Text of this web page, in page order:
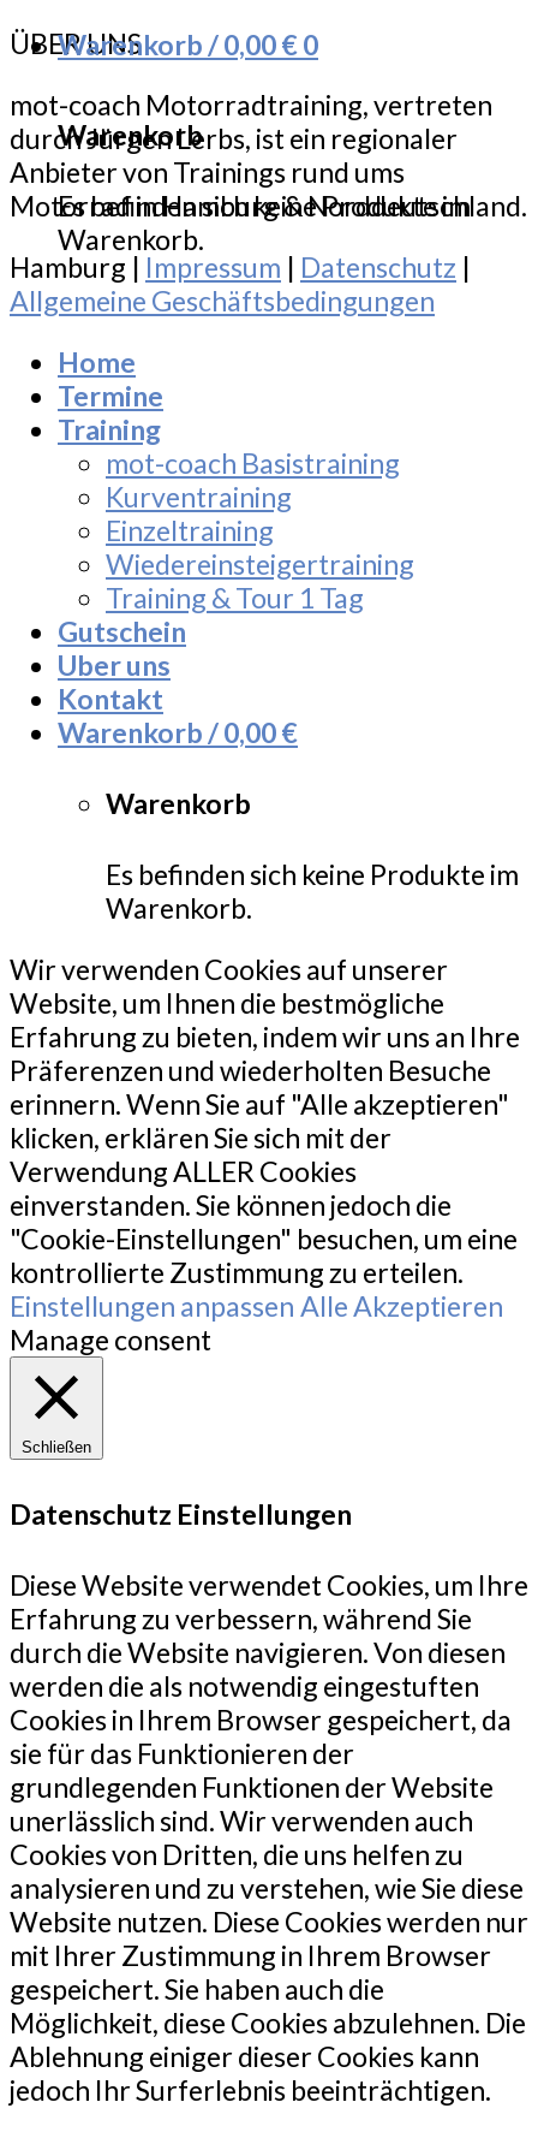
Warenkorb /0,00€0
Warenkorb
Es befinden sich keine Produkte im
Warenkorb.
ÜBER UNS
mot-coach Motorradtraining, vertreten
durch Jürgen Lerbs, ist ein regionaler
Anbieter von Trainings rund ums
Motorrad in Hamburg & Norddeutschland.
Hamburg | Impressum | Datenschutz |
Allgemeine Geschäftsbedingungen
Home
Termine
Training
mot-coach Basistraining
Kurventraining
Einzeltraining
Wiedereinsteigertraining
Training & Tour 1 Tag
Gutschein
Uber uns
Kontakt
Warenkorb /0,00€
Warenkorb
Es befinden sich keine Produkte im
Warenkorb.
Wir verwenden Cookies auf unserer
Website, um Ihnen die bestmögliche
Erfahrung zu bieten, indem wir uns an Ihre
Präferenzen und wiederholten Besuche
erinnern. Wenn Sie auf "Alle akzeptieren"
klicken, erklären Sie sich mit der
Verwendung ALLER Cookies
einverstanden. Sie können jedoch die
"Cookie-Einstellungen" besuchen, um eine
kontrollierte Zustimmung zu erteilen.
Einstellungen anpassen Alle Akzeptieren
Manage consent
Schließen
Datenschutz Einstellungen
Diese Website verwendet Cookies, um Ihre
Erfahrung zu verbessern, während Sie
durch die Website navigieren. Von diesen
werden die als notwendig eingestuften
Cookies in Ihrem Browser gespeichert, da
sie für das Funktionieren der
grundlegenden Funktionen der Website
unerlässlich sind. Wir verwenden auch
Cookies von Dritten, die uns helfen zu
analysieren und zu verstehen, wie Sie diese
Website nutzen. Diese Cookies werden nur
mit Ihrer Zustimmung in Ihrem Browser
gespeichert. Sie haben auch die
Möglichkeit, diese Cookies abzulehnen. Die
Ablehnung einiger dieser Cookies kann
jedoch Ihr Surferlebnis beeinträchtigen.